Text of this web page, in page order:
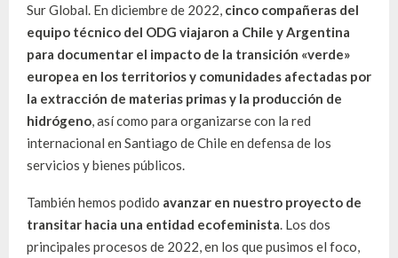
Sur Global. En diciembre de 2022, cinco compañeras del
equipo técnico del ODG viajaron a Chile y Argentina
para documentar el impacto de la transición «verde»
europea en los territorios y comunidades afectadas por
la extracción de materias primas y la producción de
hidrógeno, así como para organizarse con la red
internacional en Santiago de Chile en defensa de los
servicios y bienes públicos.
También hemos podido avanzar en nuestro proyecto de
transitar hacia una entidad ecofeminista. Los dos
principales procesos de 2022, en los que pusimos el foco,